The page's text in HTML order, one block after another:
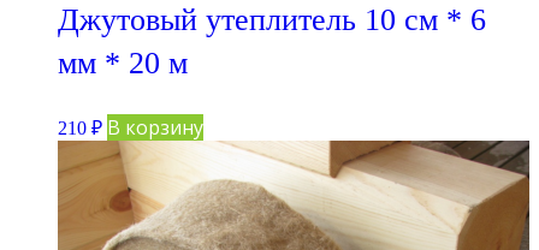
Джутовый утеплитель 10 см * 6
мм * 20 м
210 ₽ В корзину